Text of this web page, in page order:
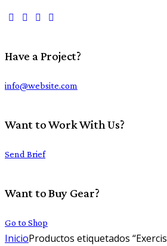
Have a Project?
info@website.com
Want to Work With Us?
Send Brief
Want to Buy Gear?
Go to Shop
InicioProductos etiquetados